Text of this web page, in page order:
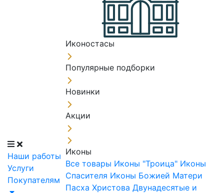
Наши работы
Услуги
Покупателям
Иконостасы
Популярные подборки
Новинки
Акции
Иконы
Все товары Иконы "Троица" Иконы
Спасителя Иконы Божией Матери
Пасха Христова Двунадесятые и